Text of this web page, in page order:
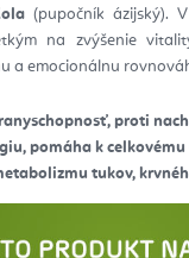
(pupočník ázijský).
na zvýšenie
a emocionálnu
proti
pomáha k
tukov,